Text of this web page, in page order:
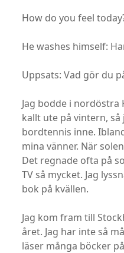
How do you feel
He washes himself:
Uppsats: Vad gör du
Jag bodde i
kallt ute på vintern, så
bordtennis inne.
mina vänner. När
Det regnade ofta på
TV så mycket. Jag
bok på kvällen.
Jag kom fram till
året. Jag har inte så
läser många böcker